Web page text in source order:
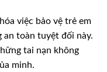
việc bảo vệ trẻ em
an toàn tuyệt đối này.
tai nạn không
minh.